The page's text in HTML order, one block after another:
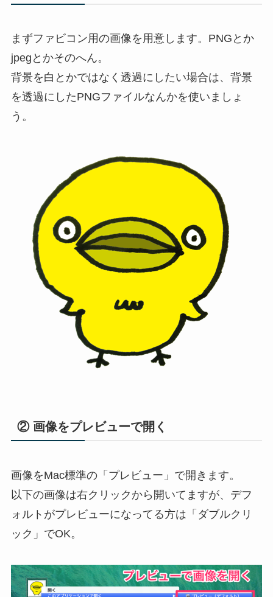
まずファビコン用の画像を用意します。PNGとか
jpegとかそのへん。
背景を白とかではなく透過にしたい場合は、背景
を透過にしたPNGファイルなんかを使いましょ
う。
② 画像をプレビューで開く
画像をMac標準の「プレビュー」で開きます。
以下の画像は右クリックから開いてますが、デフ
ォルトがプレビューになってる方は「ダブルクリ
ック」でOK。